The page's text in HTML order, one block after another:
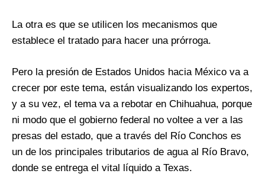
La otra es que se utilicen los mecanismos que
establece el tratado para hacer una prórroga.
Pero la presión de Estados Unidos hacia México va a
crecer por este tema, están visualizando los expertos,
y a su vez, el tema va a rebotar en Chihuahua, porque
ni modo que el gobierno federal no voltee a ver a las
presas del estado, que a través del Río Conchos es
un de los principales tributarios de agua al Río Bravo,
donde se entrega el vital líquido a Texas.